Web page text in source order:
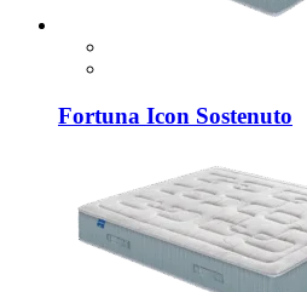
Fortuna Icon Sostenuto